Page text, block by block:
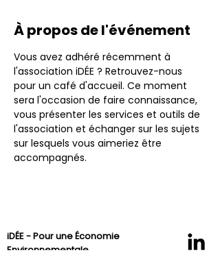
À propos de l'événement
Vous avez adhéré récemment à
l'association iDÉE ? Retrouvez-nous
pour un café d'accueil. Ce moment
sera l'occasion de faire connaissance,
vous présenter les services et outils de
l'association et échanger sur les sujets
sur lesquels vous aimeriez être
accompagnés.
iDÉE - Pour une Économie
Environnementale